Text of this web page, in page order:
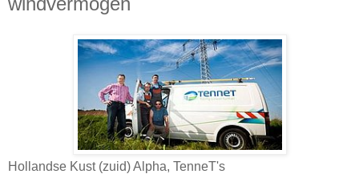
Hollandse Kust (zuid) Alpha, TenneT's